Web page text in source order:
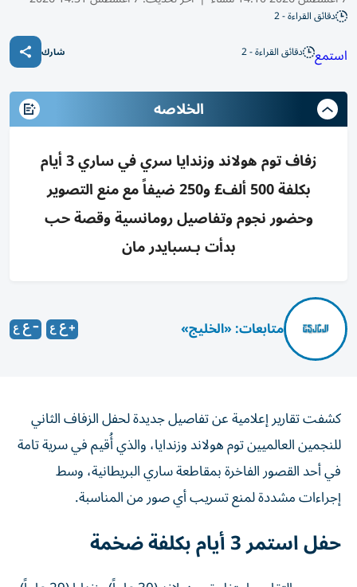
دقائق القراءة - 2
استمع دقائق القراءة - 2 شارك
الخلاصه
زفاف توم هولاند وزندايا سري في ساري 3 أيام
بكلفة 500 ألف£ و250 ضيفاً مع منع التصوير
وحضور نجوم وتفاصيل رومانسية وقصة حب
بدأت بـسبايدر مان
متابعات: «الخليج»
كشفت تقارير إعلامية عن تفاصيل جديدة لحفل الزفاف الثاني
للنجمين العالميين توم هولاند وزندايا، والذي أُقيم في سرية تامة
في أحد القصور الفاخرة بمقاطعة ساري البريطانية، وسط
إجراءات مشددة لمنع تسريب أي صور من المناسبة.
حفل استمر 3 أيام بكلفة ضخمة